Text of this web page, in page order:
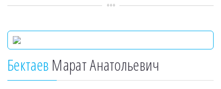
Бектаев Марат Анатольевич